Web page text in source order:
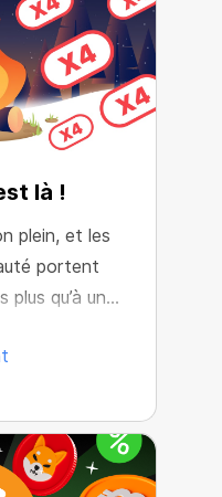
là !
plein, et les
portent
plus qu’à un